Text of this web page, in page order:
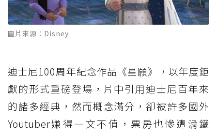
圖片來源：Disney
迪士尼100周年紀念作品《星願》，以年度鉅
獻的形式重磅登場，片中引用迪士尼百年來
的諸多經典，然而概念滿分，卻被許多國外
Youtuber嫌得一文不值，票房也慘遭滑鐵